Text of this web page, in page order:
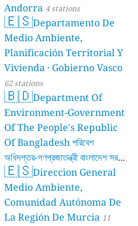
Andorra 4 stations
🇪🇸Departamento De
Medio Ambiente,
Planificación Territorial Y
Vivienda · Gobierno Vasco
62 stations
🇧🇩Department Of
Environment-Government
Of The People's Republic
Of Bangladesh পরিবেশ
অধিদপ্তর-গণপ্রজাতন্ত্রী বাংলাদেশ সরকার
17 stations
🇪🇸Direccion General
Medio Ambiente,
Comunidad Autónoma De
La Región De Murcia 11